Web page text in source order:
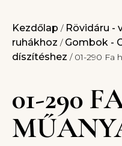
Kezdőlap / Rövidáru -
ruhákhoz / Gombok -
díszítéshez / 01-290 Fa
01-290